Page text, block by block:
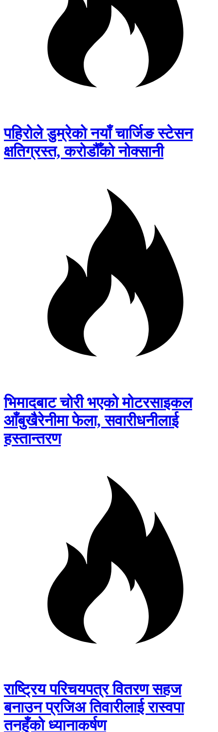
पहिरोले डुम्रेको नयाँ चार्जिङ स्टेसन
क्षतिग्रस्त, करोडौँको नोक्सानी
भिमादबाट चोरी भएको मोटरसाइकल
आँबुखैरेनीमा फेला, सवारीधनीलाई
हस्तान्तरण
राष्ट्रिय परिचयपत्र वितरण सहज
बनाउन प्रजिअ तिवारीलाई रास्वपा
तनहुँको ध्यानाकर्षण